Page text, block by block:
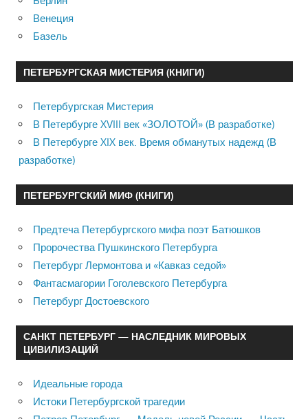
Венеция
Базель
ПЕТЕРБУРГСКАЯ МИСТЕРИЯ (КНИГИ)
Петербургская Мистерия
В Петербурге XVIII век «ЗОЛОТОЙ» (В разработке)
В Петербурге XIX век. Время обманутых надежд (В
разработке)
ПЕТЕРБУРГСКИЙ МИФ (КНИГИ)
Предтеча Петербургского мифа поэт Батюшков
Пророчества Пушкинского Петербурга
Петербург Лермонтова и «Кавказ седой»
Фантасмагории Гоголевского Петербурга
Петербург Достоевского
САНКТ ПЕТЕРБУРГ — НАСЛЕДНИК МИРОВЫХ
ЦИВИЛИЗАЦИЙ
Идеальные города
Истоки Петербургской трагедии